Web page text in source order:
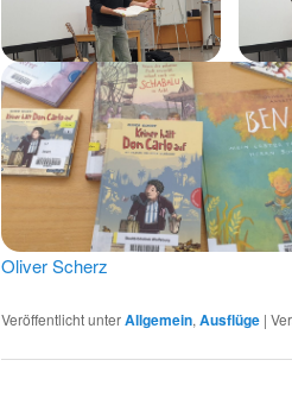
Oliver Scherz
Veröffentlicht unterAllgemein, Ausflüge |